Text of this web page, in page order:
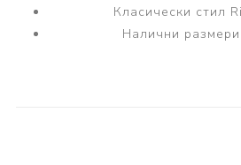
Класически стил
Налични